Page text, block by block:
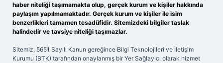
haber niteliği taşımamakta olup, gerçek kurum ve kişiler hakkında
paylaşım yapılmamaktadır. Gerçek kurum ve kişiler ile isim
benzerlikleri tamamen tesadüfidir. Sitemizdeki bilgiler taslak
halindedir ve tavsiye niteliği taşımazlar.
Sitemiz, 5651 Sayılı Kanun gereğince Bilgi Teknolojileri ve İletişim
Kurumu (BTK) tarafından onaylanmış bir Yer Sağlayıcı olarak hizmet